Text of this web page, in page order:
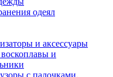
одеял
и аксессуары
и
с палочками,